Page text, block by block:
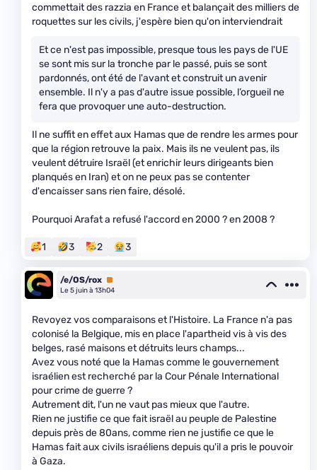
commettait des razzia en France et balançait des milliers de
roquettes sur les civils, j'espère bien qu'on interviendrait
Et ce n'est pas impossible, presque tous les pays de l'UE
se sont mis sur la tronche par le passé, puis se sont
pardonnés, ont été de l'avant et construit un avenir
ensemble. Il n'y a pas d'autre issue possible, l’orgueil ne
fera que provoquer une auto-destruction.
Il ne suffit en effet aux Hamas que de rendre les armes pour
que la région retrouve la paix. Mais ils ne veulent pas, ils
veulent détruire Israël (et enrichir leurs dirigeants bien
planqués en Iran) et on ne peux pas se contenter
d'encaisser sans rien faire, désolé.
Pourquoi Arafat a refusé l'accord en 2000 ? en 2008 ?
1 3 2 3
/e/OS/rox Premium
Le 5 juin à 13h04
Revoyez vos comparaisons et l'Histoire. La France n'a pas
colonisé la Belgique, mis en place l'apartheid vis à vis des
belges, rasé maisons et détruits leurs champs...
Avez vous noté que la Hamas comme le gouvernement
israélien est recherché par la Cour Pénale International
pour crime de guerre ?
Autrement dit, l'un ne vaut pas mieux que l'autre.
Rien ne justifie ce que fait israël au peuple de Palestine
depuis près de 80ans, comme rien ne justifie ce que le
Hamas fait aux civils israéliens depuis qu'il a pris le pouvoir
à Gaza.